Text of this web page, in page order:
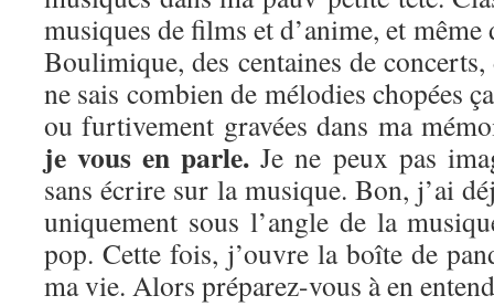
musiques de films et d’anime, et
Boulimique, des centaines de
ne sais combien de mélodies chopées
ou furtivement gravées dans ma
je vous en parle. Je ne peux pas
sans écrire sur la musique. Bon, j’ai
uniquement sous l’angle de la
pop. Cette fois, j’ouvre la boîte de
ma vie. Alors préparez-vous à en